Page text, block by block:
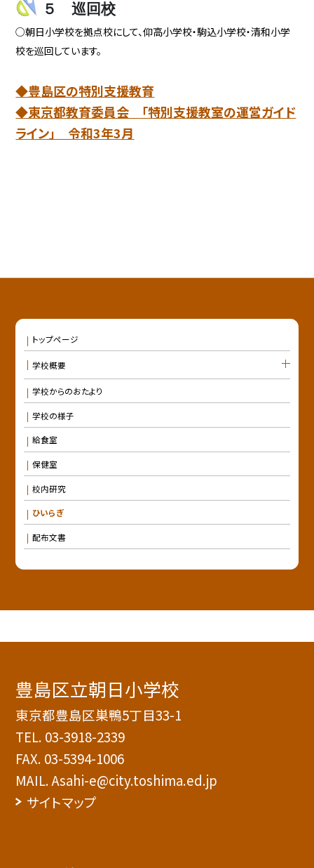
５ 巡回校
○朝日小学校を拠点校にして、仰高小学校・駒込小学校・清和小学
校を巡回しています。
◆豊島区の特別支援教育
◆東京都教育委員会 「特別支援教室の運営ガイド
ライン」 令和3年3月
トップページ
学校概要
学校からのおたより
学校の様子
給食室
保健室
校内研究
ひいらぎ
配布文書
豊島区立朝日小学校
東京都豊島区巣鴨5丁目33-1
TEL. 03-3918-2339
FAX. 03-5394-1006
MAIL. Asahi-e@city.toshima.ed.jp
サイトマップ